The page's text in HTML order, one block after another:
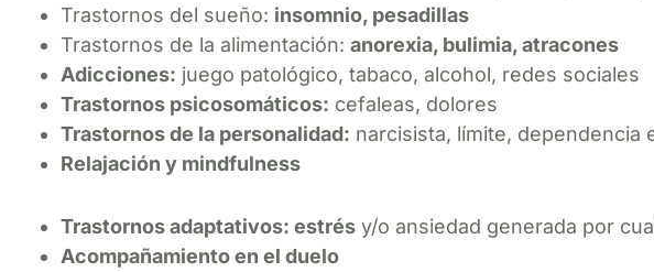
Trastornos del sueño: insomnio, pesadillas
Trastornos de la alimentación: anorexia, bulimia, atracones
Adicciones: juego patológico, tabaco, alcohol, redes sociales
Trastornos psicosomáticos: cefaleas, dolores
Trastornos de la personalidad: narcisista, límite, dependencia
Relajación y mindfulness
Trastornos adaptativos: estrés y/o ansiedad generada por
Acompañamiento en el duelo